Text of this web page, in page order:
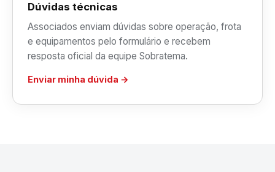
Dúvidas técnicas
Associados enviam dúvidas sobre operação, frota
e equipamentos pelo formulário e recebem
resposta oficial da equipe Sobratema.
Enviar minha dúvida →